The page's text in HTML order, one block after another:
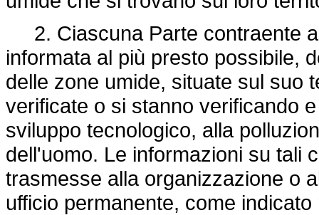
2. Ciascuna Parte contraente
informata al più presto possibile,
delle zone umide, situate sul suo
verificate o si stanno verificando
sviluppo tecnologico, alla
dell'uomo. Le informazioni su tali
trasmesse alla organizzazione o
ufficio permanente, come indicato